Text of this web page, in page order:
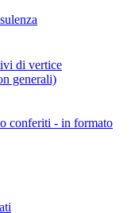
di vertice
generali)
conferiti - in formato